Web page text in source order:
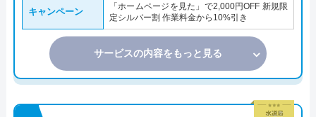
キャンペーン
「ホームページを見た」で2,000円OFF 新規限
定シルバー割 作業料金から10%引き
サービスの内容をもっと見る